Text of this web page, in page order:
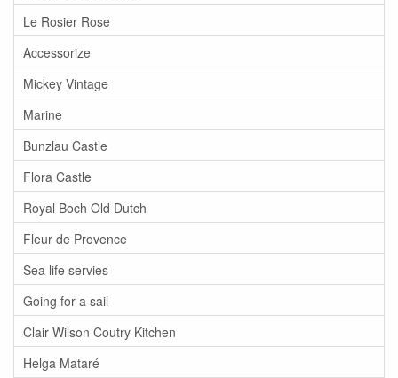
Le Rosier Rose
Accessorize
Mickey Vintage
Marine
Bunzlau Castle
Flora Castle
Royal Boch Old Dutch
Fleur de Provence
Sea life servies
Going for a sail
Clair Wilson Coutry Kitchen
Helga Mataré